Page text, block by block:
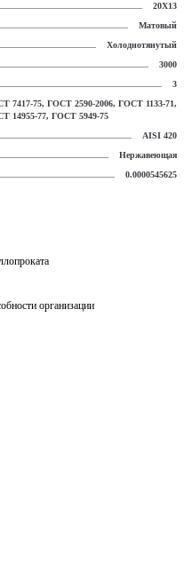
20Х13
Матовый
Холоднотянутый
3000
3
7417-75, ГОСТ 2590-2006, ГОСТ 1133-71,
14955-77, ГОСТ 5949-75
AISI 420
Нержавеющая
0.0000545625
организации